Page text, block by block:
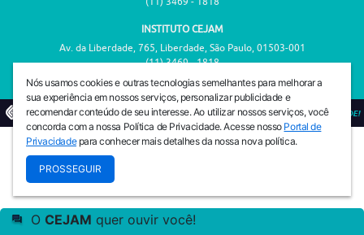
INSTITUTO CEJAM
Av. da Liberdade, 765, Liberdade, São Paulo, 01503-001
(11) 3469 - 1818
© 2026 PREVENIR É VIVER COM QUALIDADE!
Nós usamos cookies e outras tecnologias semelhantes para melhorar a
sua experiência em nossos serviços, personalizar publicidade e
recomendar conteúdo de seu interesse. Ao utilizar nossos serviços, você
concorda com a nossa Política de Privacidade. Acesse nosso Portal de
Privacidadepara conhecer mais detalhes da nossa nova política.
PROSSEGUIR
O CEJAM quer ouvir você!